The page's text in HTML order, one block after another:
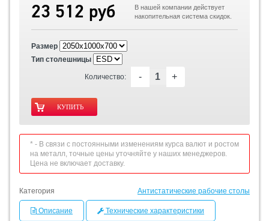
23 512 руб
В нашей компании действует
накопительная система скидок.
Размер
Тип столешницы
Количество: - +
* - В связи с постоянными изменениям курса валют и ростом
на металл, точные цены уточняйте у наших менеджеров.
Цена не включает доставку.
Категория Антистатические рабочие столы
Описание Технические характеристики